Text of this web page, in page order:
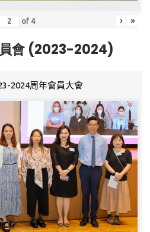
of 4 › »
會 (2023-2024)
2024周年會員大會